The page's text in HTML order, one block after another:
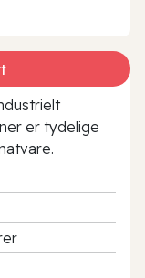
er tydelige